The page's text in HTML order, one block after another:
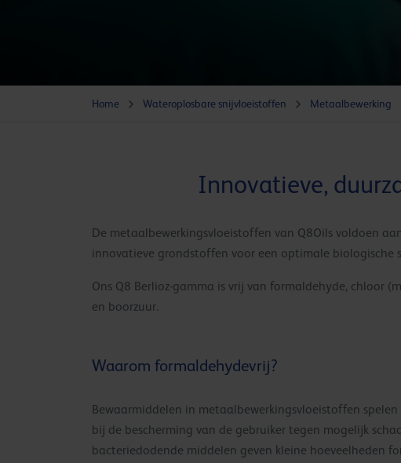
Home Wateroplosbare snijvloeistoffen Metaalbewerking
Innovatieve,
De metaalbewerkingsvloeistoffen van Q8Oils voldoen
innovatieve grondstoffen voor een optimale
Ons Q8 Berlioz-gamma is vrij van formaldehyde, chloor
en boorzuur.
Waarom formaldehydevrij?
Bewaarmiddelen in metaalbewerkingsvloeistoffen
bij de bescherming van de gebruiker tegen mogelijk
bacteriedodende middelen geven kleine hoeveelheden